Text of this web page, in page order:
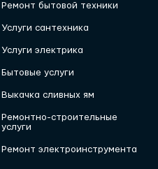
Ремонт бытовой техники
Услуги сантехника
Услуги электрика
Бытовые услуги
Выкачка сливных ям
Ремонтно-строительные
услуги
Ремонт электроинструмента